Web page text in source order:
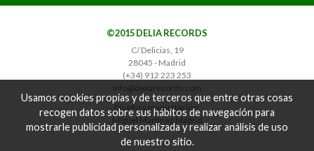
©2015 DELIA RECORDS
C/ Delicias, 19
28045 - Madrid
(+34) 912 223 253
info@deliarecords.com
Diseño y maquetación:
Miguel Martínez Madrid
Usamos cookies propias y de terceros que entre otras cosas
recogen datos sobre sus hábitos de navegación para
mostrarle publicidad personalizada y realizar análisis de uso
de nuestro sitio.